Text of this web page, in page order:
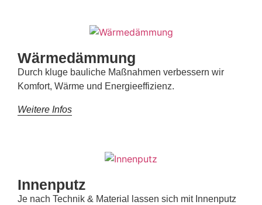
Wärmedämmung
Durch kluge bauliche Maßnahmen verbessern wir
Komfort, Wärme und Energieeffizienz.
Weitere Infos
Innenputz
Je nach Technik & Material lassen sich mit Innenputz